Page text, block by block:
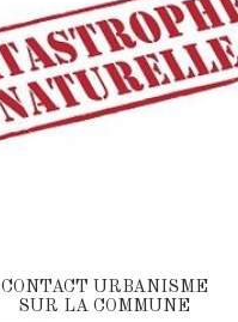
CONTACT URBANISME
SUR LA COMMUNE